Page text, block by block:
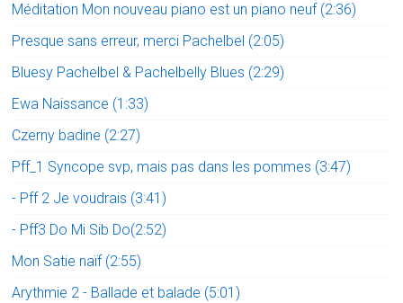
Méditation Mon nouveau piano est un piano neuf (2:36)
Presque sans erreur, merci Pachelbel (2:05)
Bluesy Pachelbel & Pachelbelly Blues (2:29)
Ewa Naissance (1:33)
Czerny badine (2:27)
Pff_1 Syncope svp, mais pas dans les pommes (3:47)
- Pff 2 Je voudrais (3:41)
- Pff3 Do Mi Sib Do(2:52)
Mon Satie naïf (2:55)
Arythmie 2 - Ballade et balade (5:01)